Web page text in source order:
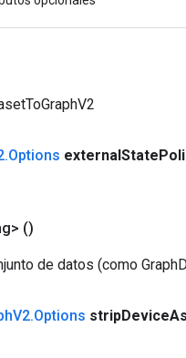
.Options externalState
()
de datos (como
V2.Options stripDevice